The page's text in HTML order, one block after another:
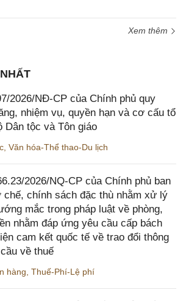
Xem thêm
2026/NĐ-CP của Chính phủ quy
nhiệm vụ, quyền hạn và cơ cấu tổ
Dân tộc và Tôn giáo
Văn hóa-Thể thao-Du lịch
2026/NQ-CP của Chính phủ ban
chế, chính sách đặc thù nhằm xử lý
mắc trong pháp luật về phòng,
nhằm đáp ứng yêu cầu cấp bách
cam kết quốc tế về trao đổi thông
về thuế
hàng Thuế-Phí-Lệ phí